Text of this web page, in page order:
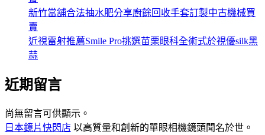
新竹當舖合法抽水肥分享廚餘回收手套訂製中古機械買
賣
近視雷射推薦Smile Pro挑選苗栗眼科全術式於視優silk黑
蒜
近期留言
尚無留言可供顯示。
日本鏡片快閃店 以高質量和創新的單眼相機鏡頭聞名於世。